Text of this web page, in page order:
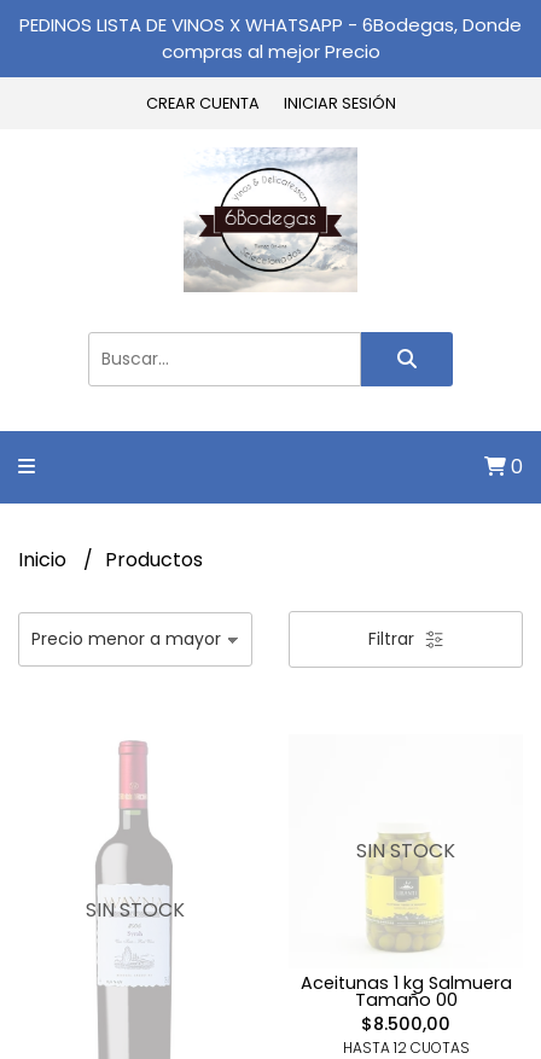
PEDINOS LISTA DE VINOS X WHATSAPP - 6Bodegas, Donde
compras al mejor Precio
CREAR CUENTA INICIAR SESIÓN
0
Inicio Productos
Filtrar
SIN STOCK
SIN STOCK
Aceitunas 1 kg Salmuera
Tamaño 00
$8.500,00
HASTA 12 CUOTAS